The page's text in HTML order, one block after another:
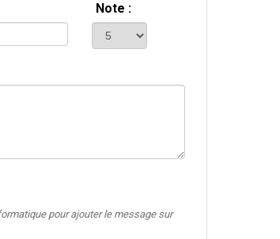
Note :
pour ajouter le message sur